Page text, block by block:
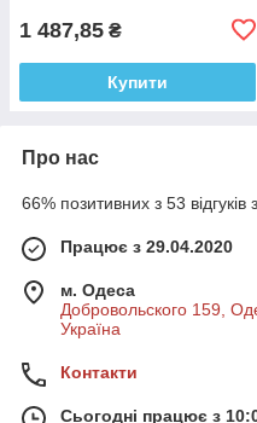
1 487,85 ₴
Купити
Про нас
66% позитивних з 53 відгуків
Працює з 29.04.2020
м. Одеса
Добровольского 159,
Україна
Контакти
Сьогодні працює з